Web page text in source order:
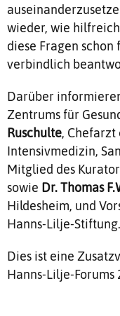
wieder, wie
diese Fragen
verbindlich
Darüber
Zentrums für
Ruschulte, Chefarzt
Intensivmedizin,
Mitglied des
sowie Dr. Thomas
Hildesheim, und
Hanns-Lilje-Stiftung.
Dies ist eine
Hanns-Lilje-Forums